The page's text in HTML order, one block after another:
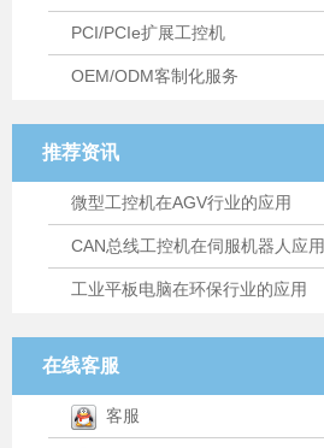
PCI/PCIe扩展工控机
OEM/ODM客制化服务
推荐资讯
微型工控机在AGV行业的应用
CAN总线工控机在伺服机器人应用
工业平板电脑在环保行业的应用
在线客服
客服